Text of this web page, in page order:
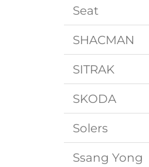
Seat
SHACMAN
SITRAK
SKODA
Solers
Ssang Yong